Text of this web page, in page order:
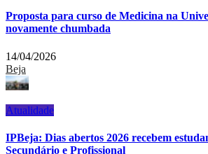
Proposta para curso de Medicina na
novamente chumbada
14/04/2026
Beja
Atualidade
IPBeja: Dias abertos 2026 recebem
Secundário e Profissional